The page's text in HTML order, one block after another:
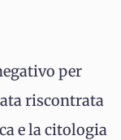
per
riscontrata
e la citologia